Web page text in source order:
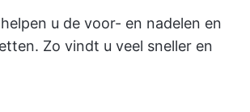
u de voor- en nadelen en
Zo vindt u veel sneller en